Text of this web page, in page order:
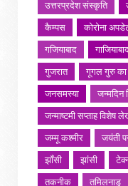
उत्तरप्रदेश संस्कृति
कैम्पस
कोरोना
गजियाबाद
गुजरात
गूगल गुरु का
जनसमस्या
जन्मदिन
जन्माष्टमी सप्ताह विशेष
जम्मू कश्मीर
जयंती
झाँसी
झांसी
तकनीक
तमिलनाडु